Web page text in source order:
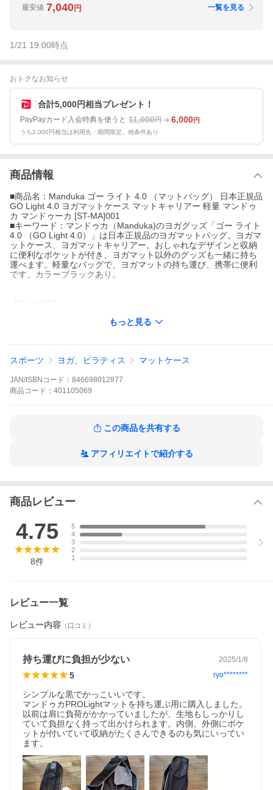
最安値 7,040円 一覧を見る
1/21 19:00時点
おトクなお知らせ
合計5,000円相当プレゼント！
PayPayカード入会特典を使うと 11,000円 6,000円
うち2,000円相当は利用先・期間限定。他条件あり
商品情報
■商品名：Manduka ゴー ライト 4.0 （マットバッグ） 日本正規品
GO Light 4.0 ヨガマットケース マットキャリアー 軽量 マンドゥ
カ マンドゥーカ [ST-MA]001
■キーワード：マンドゥカ（Manduka)のヨガグッズ「ゴー ライト
4.0 （GO Light 4.0）」は日本正規品のヨガマットバッグ。ヨガマ
ットケース、ヨガマットキャリアー。おしゃれなデザインと収納
に便利なポケットが付き、ヨガマット以外のグッズも一緒に持ち
運べます。軽量なバッグで、ヨガマットの持ち運び、携帯に便利
です。カラーブラックあり。
〇小物の仕分けに便利な内ポケット・キーリング内蔵
【サイズ】
【重量】
います。
ヨガマットを長期保管する際はバッグから出して保管をお願いい
もっと見る
スポーツ ヨガ、ピラティス マットケース
JAN/ISBNコード： 846698012877
商品 コード： 401105069
この商品を共有する
アフィリエイトで紹介する
商品レビュー
4.75
8件
5
4
3
2
1
レビュー一覧
レビュー内容 （口コミ）
持ち運びに負担が少ない 2025/1/8
5 ryo********
シンプルな黒でかっこいいです。
マンドゥカPROLightマットを持ち運ぶ用に購入しました。
以前は肩に負荷がかかっていましたが、生地もしっかりし
ていて負担なく持って出かけられます。内側、外側にポケ
ットが付いていて収納がたくさんできるのも気にいってい
ます。